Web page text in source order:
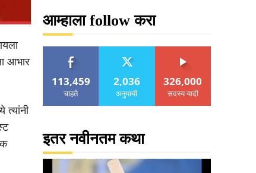
आभार
त्यांनी
आम्हाला follow करा
113,459
चाहते
2,036
अनुयायी
326,000
सदस्य यादी
इतर नवीनतम कथा